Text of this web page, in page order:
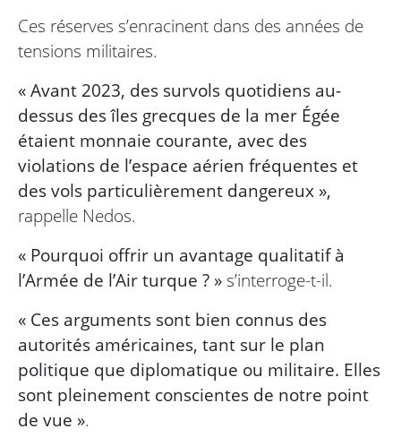
Ces réserves s’enracinent dans des années de
tensions militaires.
« Avant 2023, des survols quotidiens au-
dessus des îles grecques de la mer Égée
étaient monnaie courante, avec des
violations de l’espace aérien fréquentes et
des vols particulièrement dangereux »,
rappelle Nedos.
« Pourquoi offrir un avantage qualitatif à
l’Armée de l’Air turque ? »s’interroge-t-il.
« Ces arguments sont bien connus des
autorités américaines, tant sur le plan
politique que diplomatique ou militaire. Elles
sont pleinement conscientes de notre point
de vue ».